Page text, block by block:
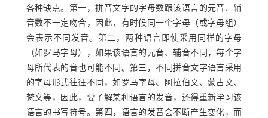
各种缺点。第一，拼音文字的字母数跟该语言的元音、辅
音数不一定吻合，因此，有时候同一个字母（或字母组）
会表示不同发音。第二，两种语言即使采用同样的字母
（如罗马字母），如果该语言的元音、辅音不同，每个字
母所代表的音也可能不同。第三，不同拼音文字语言采用
的字母形式往往不同，如罗马字母、阿拉伯文、蒙古文、
梵文等，因此，要了解某种语言的发音，还得重新学习该
语言的书写符号。第四，语言的发音会不断产生变化，而